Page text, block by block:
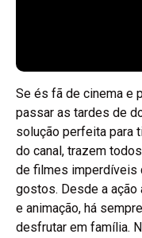
Se és fã de cinema e
passar as tardes de
solução perfeita para
do canal, trazem
de filmes imperdíveis
gostos. Desde a ação
e animação, há
desfrutar em família.